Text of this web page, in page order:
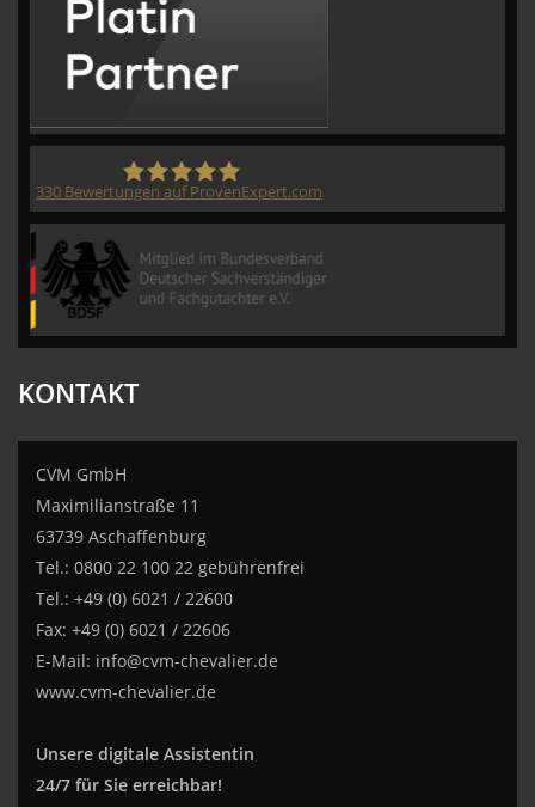
330 Bewertungen auf ProvenExpert.com
KONTAKT
CVM GmbH
Maximilianstraße 11
63739 Aschaffenburg
Tel.: 0800 22 100 22 gebührenfrei
Tel.: +49 (0) 6021 / 22600
Fax: +49 (0) 6021 / 22606
E-Mail: info@cvm-chevalier.de
www.cvm-chevalier.de
Unsere digitale Assistentin
24/7 für Sie erreichbar!